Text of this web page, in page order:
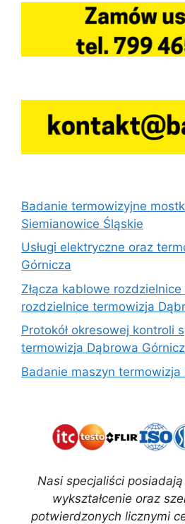
Badanie termowizyjne
Siemianowice Śląskie
Usługi elektryczne oraz
Górnicza
Złącza kablowe
rozdzielnice termowizja
Protokół okresowej kontroli
termowizja Dąbrowa
Badanie maszyn termowizja
Nasi specjaliści posiadają
wykształcenie oraz
potwierdzonych licznymi